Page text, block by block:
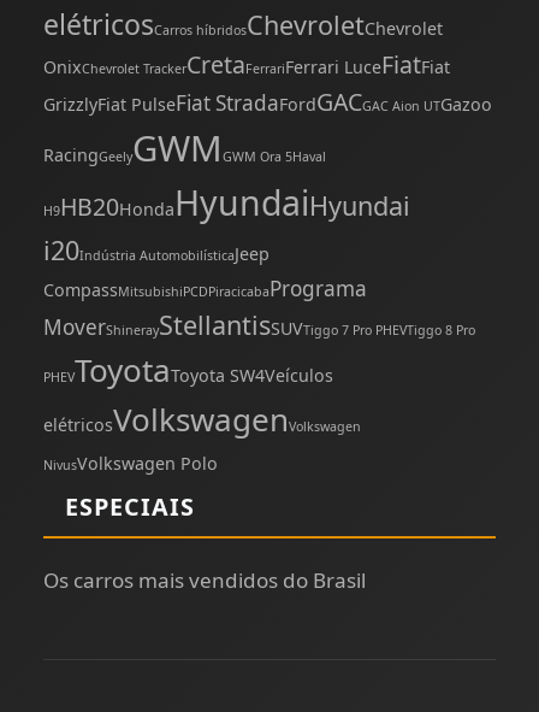
elétricosCarros híbridosChevroletChevrolet
OnixChevrolet TrackerCretaFerrariFerrari LuceFiatFiat
GrizzlyFiat PulseFiat StradaFordGACGAC Aion UTGazoo
RacingGeelyGWM GWM Ora 5Haval
H9HB20HondaHyundaiHyundai
i20Indústria AutomobilísticaJeep
CompassMitsubishiPCDPiracicabaPrograma
MoverShinerayStellantisSUVTiggo 7 Pro PHEVTiggo 8 Pro
PHEVToyotaToyota SW4Veículos
elétricosVolkswagenVolkswagen
NivusVolkswagen Polo
ESPECIAIS
Os carros mais vendidos do Brasil